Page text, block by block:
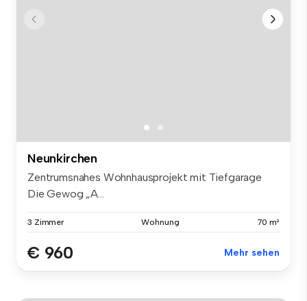
Neunkirchen
Zentrumsnahes Wohnhausprojekt mit Tiefgarage
Die Gewog „A...
3 Zimmer Wohnung 70 m²
€ 960 Mehr sehen